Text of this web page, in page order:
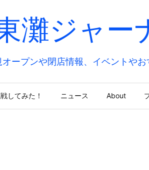
灘ジャー
ープンや閉店情報、イベントや
してみた！ ニュース About